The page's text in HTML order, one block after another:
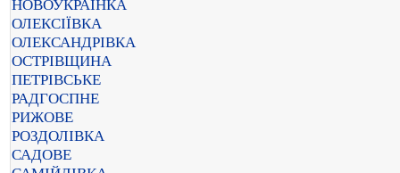
НОВОУКРАЇНКА
ОЛЕКСІЇВКА
ОЛЕКСАНДРІВКА
ОСТРІВЩИНА
ПЕТРІВСЬКЕ
РАДГОСПНЕ
РИЖОВЕ
РОЗДОЛІВКА
САДОВЕ